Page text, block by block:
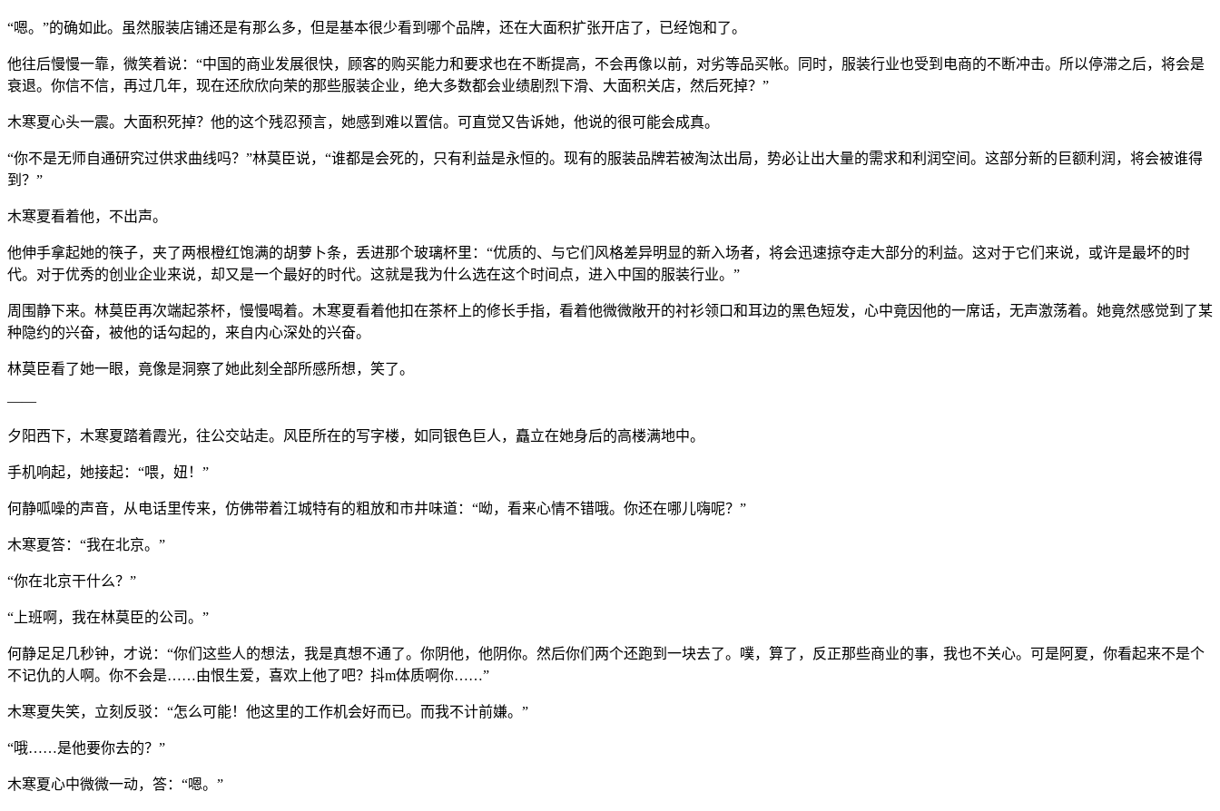
“嗯。”的确如此。虽然服装店铺还是有那么多，但是基本很少看到哪个品牌，还在大面积扩张开店了，已经饱和了。
他往后慢慢一靠，微笑着说：“中国的商业发展很快，顾客的购买能力和要求也在不断提高，不会再像以前，对劣等品买帐。同时，服装行业也受到电商的不断冲击。所以停滞之后，将会是
衰退。你信不信，再过几年，现在还欣欣向荣的那些服装企业，绝大多数都会业绩剧烈下滑、大面积关店，然后死掉？”
木寒夏心头一震。大面积死掉？他的这个残忍预言，她感到难以置信。可直觉又告诉她，他说的很可能会成真。
“你不是无师自通研究过供求曲线吗？”林莫臣说，“谁都是会死的，只有利益是永恒的。现有的服装品牌若被淘汰出局，势必让出大量的需求和利润空间。这部分新的巨额利润，将会被谁得
到？”
木寒夏看着他，不出声。
他伸手拿起她的筷子，夹了两根橙红饱满的胡萝卜条，丢进那个玻璃杯里：“优质的、与它们风格差异明显的新入场者，将会迅速掠夺走大部分的利益。这对于它们来说，或许是最坏的时
代。对于优秀的创业企业来说，却又是一个最好的时代。这就是我为什么选在这个时间点，进入中国的服装行业。”
周围静下来。林莫臣再次端起茶杯，慢慢喝着。木寒夏看着他扣在茶杯上的修长手指，看着他微微敞开的衬衫领口和耳边的黑色短发，心中竟因他的一席话，无声激荡着。她竟然感觉到了某
种隐约的兴奋，被他的话勾起的，来自内心深处的兴奋。
林莫臣看了她一眼，竟像是洞察了她此刻全部所感所想，笑了。
——
夕阳西下，木寒夏踏着霞光，往公交站走。风臣所在的写字楼，如同银色巨人，矗立在她身后的高楼满地中。
手机响起，她接起：“喂，妞！”
何静呱噪的声音，从电话里传来，仿佛带着江城特有的粗放和市井味道：“呦，看来心情不错哦。你还在哪儿嗨呢？”
木寒夏答：“我在北京。”
“你在北京干什么？”
“上班啊，我在林莫臣的公司。”
何静足足几秒钟，才说：“你们这些人的想法，我是真想不通了。你阴他，他阴你。然后你们两个还跑到一块去了。噗，算了，反正那些商业的事，我也不关心。可是阿夏，你看起来不是个
不记仇的人啊。你不会是……由恨生爱，喜欢上他了吧？抖m体质啊你……”
木寒夏失笑，立刻反驳：“怎么可能！他这里的工作机会好而已。而我不计前嫌。”
“哦……是他要你去的？”
木寒夏心中微微一动，答：“嗯。”